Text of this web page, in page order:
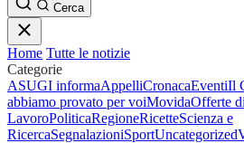
Cerca
Home Tutte le notizie
Categorie
ASUGI informaAppelliCronacaEventiIl
abbiamo provato per voiMovidaOfferte di
LavoroPoliticaRegioneRicetteScienza e
RicercaSegnalazioniSportUncategorized